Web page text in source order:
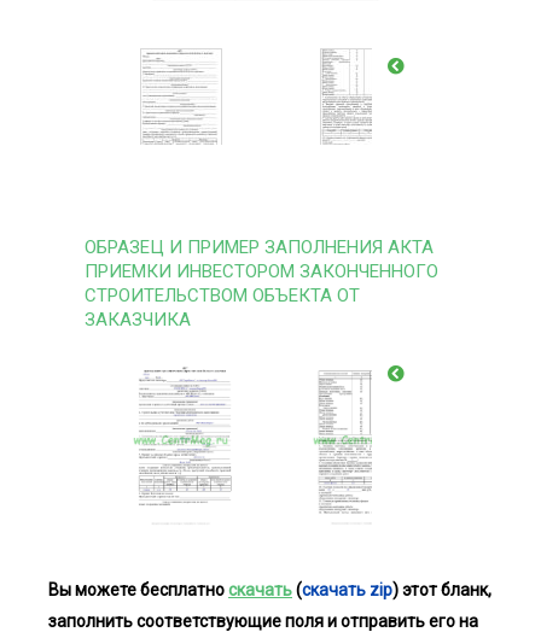
ОБРАЗЕЦ И ПРИМЕР ЗАПОЛНЕНИЯ АКТА
ПРИЕМКИ ИНВЕСТОРОМ ЗАКОНЧЕННОГО
СТРОИТЕЛЬСТВОМ ОБЪЕКТА ОТ
ЗАКАЗЧИКА
Вы можете бесплатноскачать(скачать zip) этот бланк,
заполнить соответствующие поля и отправить его на